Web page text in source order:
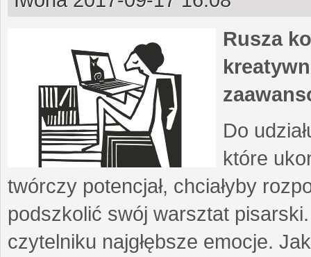
Rusza
Do
które
twórczy potencjał, chciałyby
podszkolić swój warsztat
czytelniku najgłębsze emocje.